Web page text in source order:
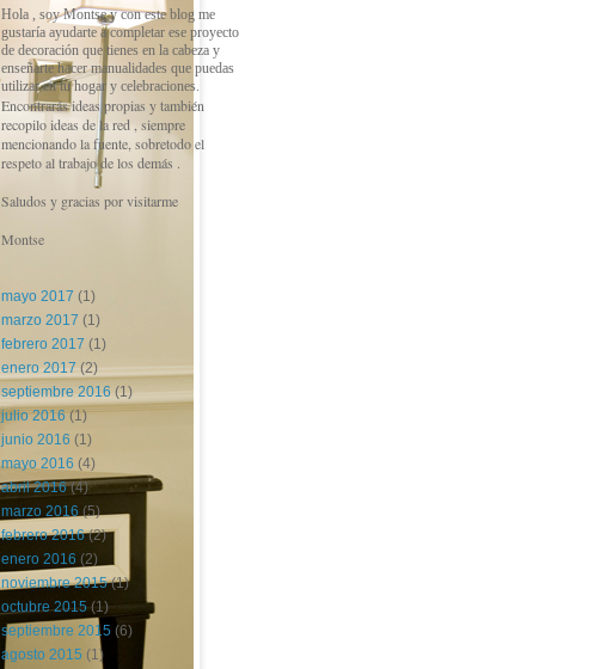
Hola , soy Montse y con este blog me
gustaría ayudarte a completar ese proyecto
de decoración que tienes en la cabeza y
enseñarte hacer manualidades que puedas
utilizar en tu hogar y celebraciones.
Encontrarás ideas propias y también
recopilo ideas de la red , siempre
mencionando la fuente, sobretodo el
respeto al trabajo de los demás .
Saludos y gracias por visitarme
Montse
mayo 2017 (1)
marzo 2017 (1)
febrero 2017 (1)
enero 2017 (2)
septiembre 2016 (1)
julio 2016(1)
junio 2016 (1)
mayo 2016 (4)
abril 2016(4)
marzo 2016(5)
febrero 2016(2)
enero 2016 (2)
noviembre 2015(1)
octubre 2015 (1)
septiembre 2015 (6)
agosto 2015 (1)